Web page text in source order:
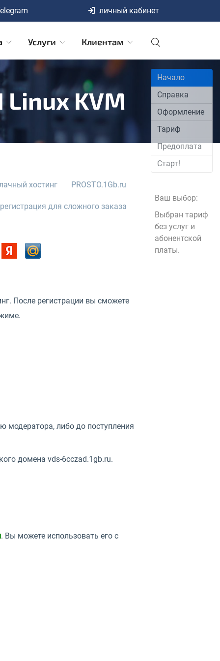
личный кабинет
Услуги Клиентам
Linux KVM
Начало
Справка
Оформление
Тариф
Предоплата
Старт!
Ваш выбор:
Выбран тариф
без услуг и
абонентской
платы.
хостинг PROSTO.1Gb.ru
для сложного заказа
После регистрации вы сможете
либо до поступления
домена vds-6cczad.1gb.ru.
. Вы можете использовать его с